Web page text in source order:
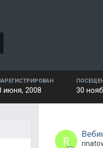
июня, 2008 30